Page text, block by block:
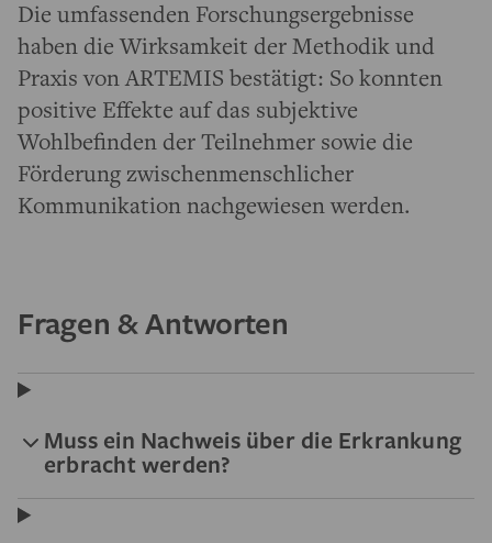
Die umfassenden Forschungsergebnisse
haben die Wirksamkeit der Methodik und
Praxis von ARTEMIS bestätigt: So konnten
positive Effekte auf das subjektive
Wohlbefinden der Teilnehmer sowie die
Förderung zwischenmenschlicher
Kommunikation nachgewiesen werden.
Fragen & Antworten
Muss ein Nachweis über die Erkrankung
erbracht werden?